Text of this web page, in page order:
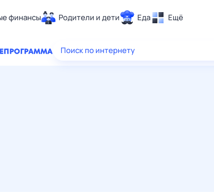
финансы Родители и дети Еда Ещё
Здоровье
Поиск по интернету